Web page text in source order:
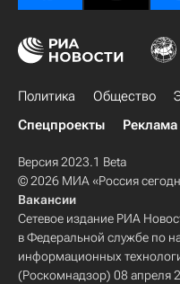
Политика Общество
Спецпроекты
Реклама
Версия 2023.1 Beta
© 2026 МИА «Россия
Вакансии
Сетевое издание РИА
в Федеральной службе по
информационных
(Роскомнадзор) 08 апреля